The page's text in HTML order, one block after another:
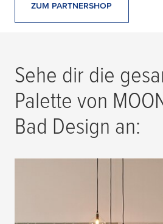
ZUM PARTNERSHOP
Sehe dir die
Palette von
Bad Design an: